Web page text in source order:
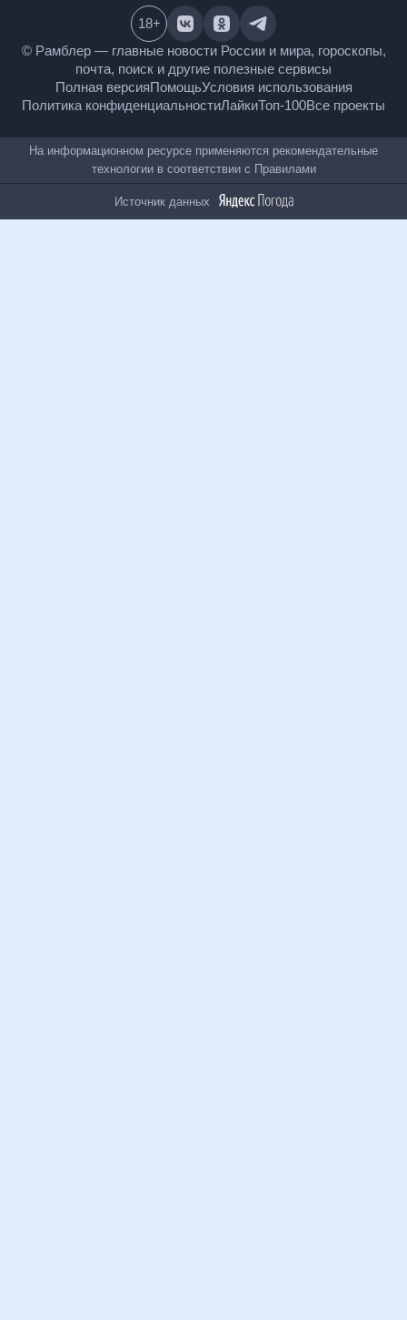
© Рамблер — главные новости России и мира,
гороскопы, почта, поиск и другие полезные сервисы
Полная версияПомощьУсловия использования
Политика конфиденциальностиЛайкиТоп-100
18+
На информационном ресурсе применяются
рекомендательные технологии в соответствии сПравилами
Источник данных